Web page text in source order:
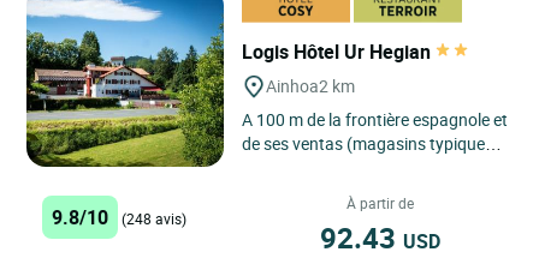
Logis Hôtel Ur Hegian
Ainhoa2 km
A 100 m de la frontière espagnole et
de ses ventas (magasins typiques),
9.8/10 (248 avis)
À partir de
92.43 USD